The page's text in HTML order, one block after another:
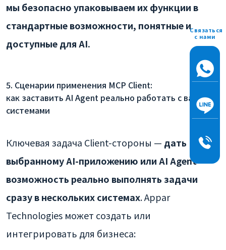
мы безопасно упаковываем их функции в
стандартные возможности, понятные и
доступные для AI.
5. Сценарии применения MCP Client:
как заставить AI Agent реально работать с вашими
системами
Ключевая задача Client-стороны — дать
выбранному AI-приложению или AI Agent
возможность реально выполнять задачи
сразу в нескольких системах. Appar
Technologies может создать или
интегрировать для бизнеса:
Связаться
с нами